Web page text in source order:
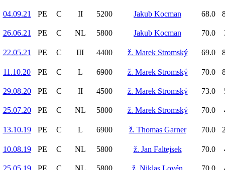
04.09.21 PE C II 5200 Jakub Kocman 68.0
26.06.21 PE C NL 5800 Jakub Kocman 70.0
22.05.21 PE C III 4400 ž. Marek Stromský 69.0
11.10.20 PE C L 6900 ž. Marek Stromský 70.0
29.08.20 PE C II 4500 ž. Marek Stromský 73.0
25.07.20 PE C NL 5800 ž. Marek Stromský 70.0
13.10.19 PE C L 6900 ž. Thomas Garner 70.0
10.08.19 PE C NL 5800 ž. Jan Faltejsek 70.0
25.05.19 PE C NL 5800 ž. Niklas Lovén 70.0